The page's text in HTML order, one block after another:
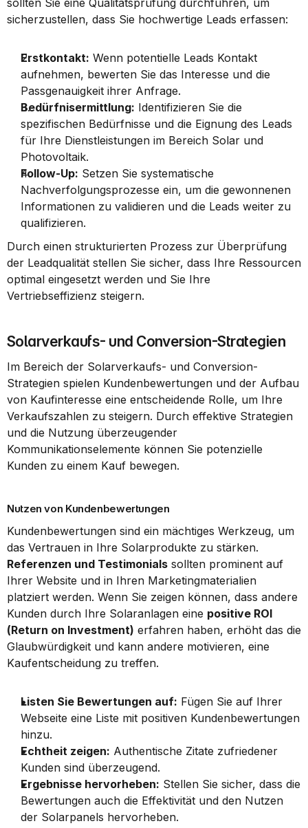
sollten Sie eine Qualitätsprüfung durchführen, um
sicherzustellen, dass Sie hochwertige Leads erfassen:
Erstkontakt: Wenn potentielle Leads Kontakt
aufnehmen, bewerten Sie das Interesse und die
Passgenauigkeit ihrer Anfrage.
Bedürfnisermittlung: Identifizieren Sie die
spezifischen Bedürfnisse und die Eignung des Leads
für Ihre Dienstleistungen im Bereich Solar und
Photovoltaik.
Follow-Up: Setzen Sie systematische
Nachverfolgungsprozesse ein, um die gewonnenen
Informationen zu validieren und die Leads weiter zu
qualifizieren.
Durch einen strukturierten Prozess zur Überprüfung
der Leadqualität stellen Sie sicher, dass Ihre Ressourcen
optimal eingesetzt werden und Sie Ihre
Vertriebseffizienz steigern.
Solarverkaufs- und Conversion-Strategien
Im Bereich der Solarverkaufs- und Conversion-
Strategien spielen Kundenbewertungen und der Aufbau
von Kaufinteresse eine entscheidende Rolle, um Ihre
Verkaufszahlen zu steigern. Durch effektive Strategien
und die Nutzung überzeugender
Kommunikationselemente können Sie potenzielle
Kunden zu einem Kauf bewegen.
Nutzen von Kundenbewertungen
Kundenbewertungen sind ein mächtiges Werkzeug, um
Referenzen und Testimonials sollten prominent auf
Ihrer Website und in Ihren Marketingmaterialien
platziert werden. Wenn Sie zeigen können, dass andere
Kunden durch Ihre Solaranlagen eine positive ROI
(Return on Investment) erfahren haben, erhöht das die
Glaubwürdigkeit und kann andere motivieren, eine
Kaufentscheidung zu treffen.
Listen Sie Bewertungen auf: Fügen Sie auf Ihrer
Webseite eine Liste mit positiven Kundenbewertungen
hinzu.
Echtheit zeigen: Authentische Zitate zufriedener
Kunden sind überzeugend.
Ergebnisse hervorheben: Stellen Sie sicher, dass die
Bewertungen auch die Effektivität und den Nutzen
der Solarpanels hervorheben.